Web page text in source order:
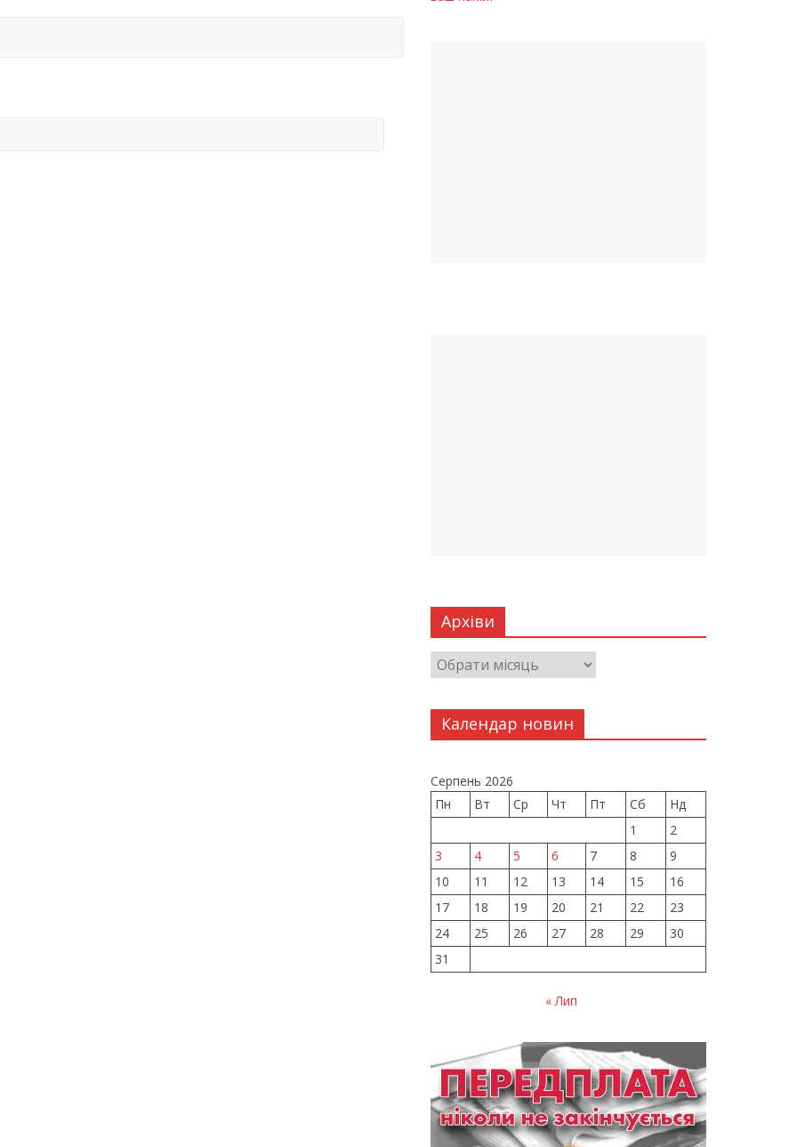
Архіви
Календар новин
Серпень 2026
Пн
Вт Ср Чт Пт Сб
Нд
1
2
3
4 5 6 7 8
9
10
11 12 13 14 15
16
17
18 19 20 21 22
23
24
25 26 27 28 29
30
31
« Лип